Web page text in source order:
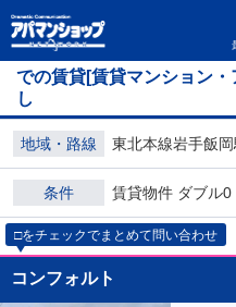
での賃貸[賃貸マンション
し
地域・路線 東北本線岩手飯岡
条件 賃貸物件 ダブル0
□をチェックでまとめて問い合わせ
コンフォルト